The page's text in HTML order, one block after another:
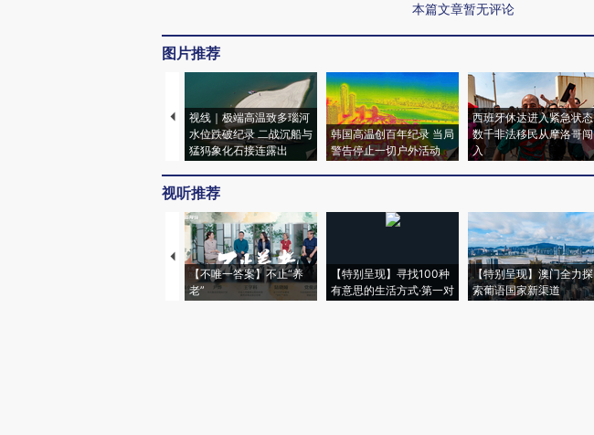
本篇文章暂无评论
图片推荐
视线｜极端高温致多瑙河
水位跌破纪录 二战沉船与
猛犸象化石接连露出
韩国高温创百年纪录 当局
警告停止一切户外活动
西班牙休达进入紧急状态
数千非法移民从摩洛哥闯
入
视听推荐
【不唯一答案】不止“养
老”
【特别呈现】寻找100种
有意思的生活方式·第一对
【特别呈现】澳门全力探
索葡语国家新渠道